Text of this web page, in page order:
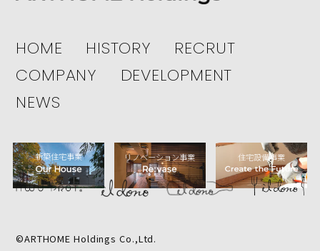
HOME HISTORY
RECRUT
COMPANY
DEVELOPMENT
NEWS
新築住宅事業 リノベーション事業 住宅設備事業
©ARTHOME Holdings Co.,Ltd.